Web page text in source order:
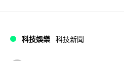
科技娛樂 科技新聞